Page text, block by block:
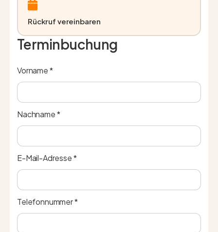
Rückruf vereinbaren
Terminbuchung
Vorname *
Nachname *
E-Mail-Adresse *
Telefonnummer *